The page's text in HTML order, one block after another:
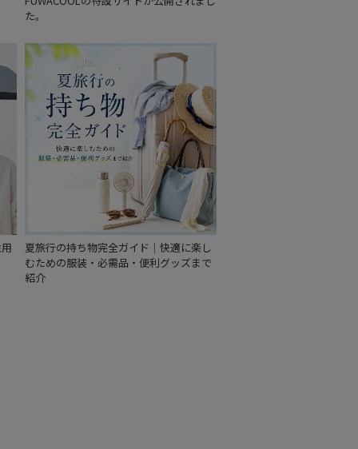
た。
夏旅行の持ち物完全ガイド｜快適に楽し
むための服装・必需品・便利グッズまで
紹介